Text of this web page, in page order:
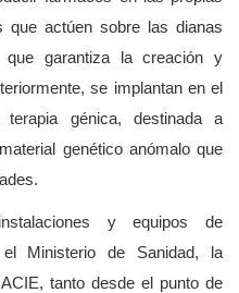
actúen sobre las dianas
que garantiza la creación y
se implantan en el
génica, destinada a
genético anómalo que
y equipos de
el Ministerio de Sanidad, la
tanto desde el punto de